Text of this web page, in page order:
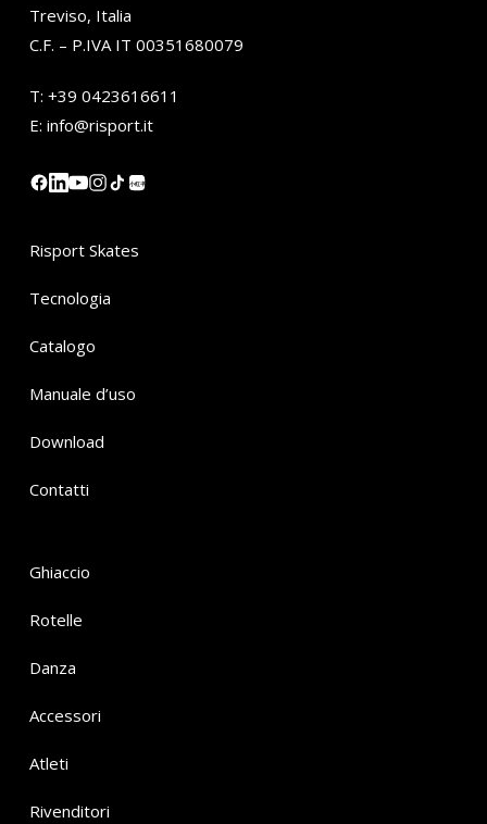
Treviso, Italia
C.F. – P.IVA IT 00351680079
T: +39 0423616611
E: info@risport.it
小红书
Risport Skates
Tecnologia
Catalogo
Manuale d’uso
Download
Contatti
Ghiaccio
Rotelle
Danza
Accessori
Atleti
Rivenditori